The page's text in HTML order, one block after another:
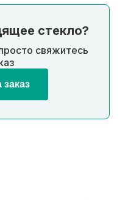
стекло?
свяжитесь
заказ